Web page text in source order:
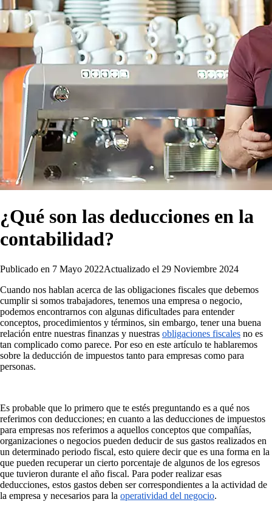
¿Qué son las deducciones en la
contabilidad?
Publicado en 7 Mayo 2022Actualizado el 29 Noviembre 2024
Cuando nos hablan acerca de las obligaciones fiscales que debemos
cumplir si somos trabajadores, tenemos una empresa o negocio,
podemos encontrarnos con algunas dificultades para entender
conceptos, procedimientos y términos, sin embargo, tener una buena
relación entre nuestras finanzas y nuestras obligaciones fiscales no es
tan complicado como parece. Por eso en este artículo te hablaremos
sobre la deducción de impuestos tanto para empresas como para
personas.
Es probable que lo primero que te estés preguntando es a qué nos
referimos con deducciones; en cuanto a las deducciones de impuestos
para empresas nos referimos a aquellos conceptos que compañías,
organizaciones o negocios pueden deducir de sus gastos realizados en
un determinado periodo fiscal, esto quiere decir que es una forma en la
que pueden recuperar un cierto porcentaje de algunos de los egresos
que tuvieron durante el año fiscal. Para poder realizar esas
deducciones, estos gastos deben ser correspondientes a la actividad de
la empresa y necesarios para la operatividad del negocio.